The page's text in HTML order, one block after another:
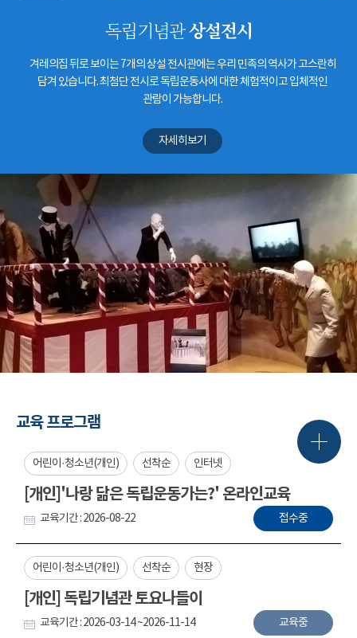
독립기념관상설전시
겨레의집 뒤로 보이는 7개의 상설 전시관에는 우리 민족의 역사가 고스란히
담겨 있습니다. 최첨단 전시로 독립운동사에 대한 체험적이고 입체적인
관람이 가능합니다.
자세히보기
교육 프로그램
어린이·청소년(개인) 선착순 인터넷
[개인]'나랑 닮은 독립운동가는?' 온라인교육
교육기간 : 2026-08-22 접수중
어린이·청소년(개인) 선착순 현장
[개인] 독립기념관 토요나들이
교육기간 : 2026-03-14 ~2026-11-14 교육중